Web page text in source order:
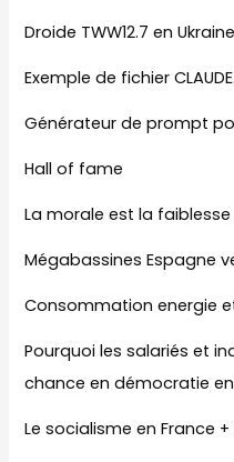
Droide TWW12.7 en
Exemple de fichier
Générateur de prompt
Hall of fame
La morale est la
Mégabassines Espagne
Consommation energie
Pourquoi les salariés et
chance en démocratie
Le socialisme en France